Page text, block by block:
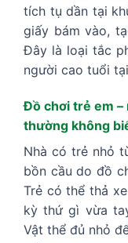
tích tụ dần tại
giấy bám vào,
Đây là loại tắc
người cao tuổi
Đồ chơi trẻ em –
thường không
Nhà có trẻ nhỏ
bồn cầu do đồ
Trẻ có thể thả
kỳ thứ gì vừa
Vật thể đủ nhỏ